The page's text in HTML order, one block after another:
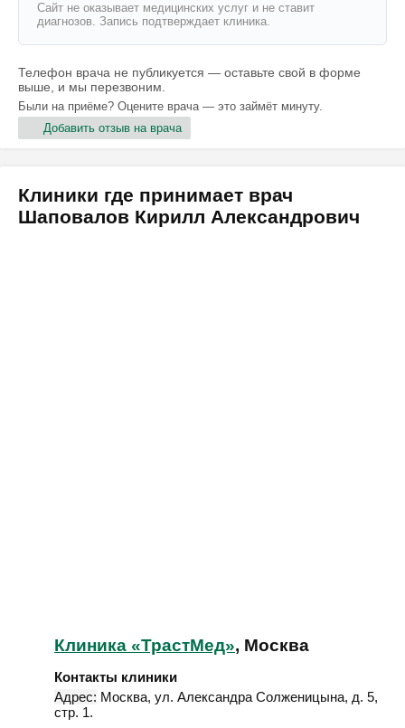
Сайт не оказывает медицинских услуг и не ставит
диагнозов. Запись подтверждает клиника.
Телефон врача не публикуется — оставьте свой в форме
выше, и мы перезвоним.
Были на приёме? Оцените врача — это займёт минуту.
Добавить отзыв на врача
Клиники где принимает врач
Шаповалов Кирилл Александрович
Клиника «ТрастМед», Москва
Контакты клиники
Адрес: Москва, ул. Александра Солженицына, д. 5,
стр. 1.